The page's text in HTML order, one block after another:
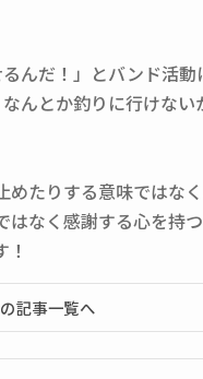
んだ！」とバンド活動
んとか釣りに行けない
たりする意味ではな
なく感謝する心を持
記事一覧へ